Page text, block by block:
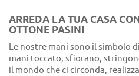
ARREDA LA TUA CASA
OTTONE PASINI
Le nostre mani sono il simbolo
mani toccato, sfiorano,
il mondo che ci circonda,